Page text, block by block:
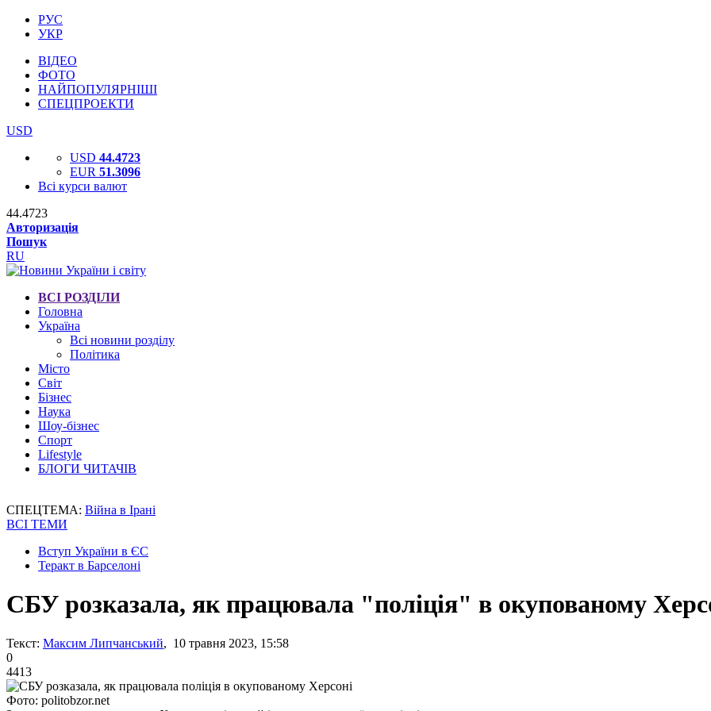
РУС
УКР
ВІДЕО
ФОТО
НАЙПОПУЛЯРНІШІ
СПЕЦПРОЕКТИ
USD
USD 44.4723
EUR 51.3096
Всі курси валют
44.4723
Авторизація
Пошук
RU
ВСІ РОЗДІЛИ
Головна
Україна
Всі новини розділу
Політика
Місто
Світ
Бізнес
Наука
Шоу-бізнес
Спорт
Lifestyle
БЛОГИ ЧИТАЧІВ
СПЕЦТЕМА: Війна в Ірані
ВСІ ТЕМИ
Вступ України в ЄС
Теракт в Барселоні
СБУ розказала, як працювала "поліція" в окупованому
Текст: Максим Липчанський, 10 травня 2023, 15:58
0
4413
Фото: politobzor.net